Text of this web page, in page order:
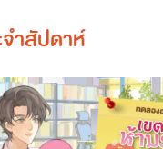
ำสัปดาห์